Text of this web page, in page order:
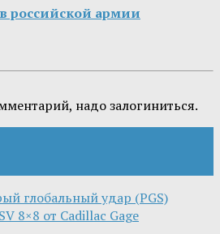
российской армии
надо залогиниться.
глобальный удар (PGS)
8×8 от Cadillac Gage